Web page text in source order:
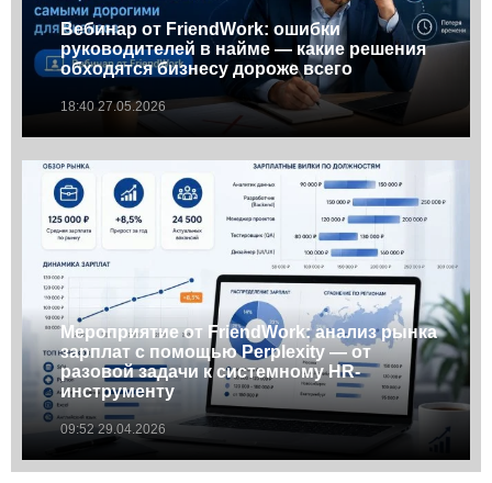
Вебинар от FriendWork: ошибки
руководителей в найме — какие решения
обходятся бизнесу дороже всего
18:40 27.05.2026
Мероприятие от FriendWork: анализ рынка
зарплат с помощью Perplexity — от
разовой задачи к системному HR-
инструменту
09:52 29.04.2026